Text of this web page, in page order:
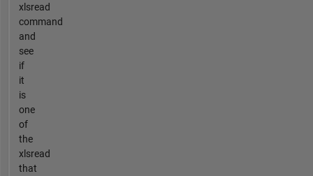
xlsread
command
and
see
if
it
is
one
of
the
xlsread
that